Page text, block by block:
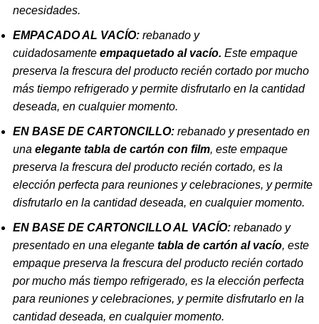
necesidades.
EMPACADO AL VACÍO: rebanado y
cuidadosamente empaquetado al vacío. Este empaque
preserva la frescura del producto recién cortado por mucho
más tiempo refrigerado y permite disfrutarlo en la cantidad
deseada, en cualquier momento.
EN BASE DE CARTONCILLO: rebanado y presentado en
una elegante tabla de cartón con film, este empaque
preserva la frescura del producto recién cortado, es la
elección perfecta para reuniones y celebraciones, y permite
disfrutarlo en la cantidad deseada, en cualquier momento.
EN BASE DE CARTONCILLO AL VACÍO: rebanado y
presentado en una elegante tabla de cartón al vacío, este
empaque preserva la frescura del producto recién cortado
por mucho más tiempo refrigerado, es la elección perfecta
para reuniones y celebraciones, y permite disfrutarlo en la
cantidad deseada, en cualquier momento.